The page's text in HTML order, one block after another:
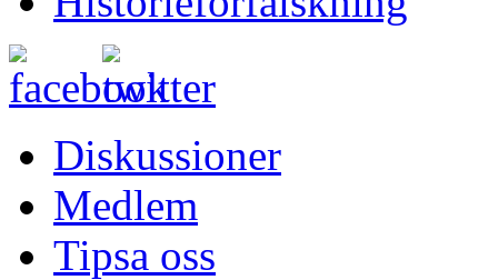
Diskussioner
Medlem
Tipsa oss